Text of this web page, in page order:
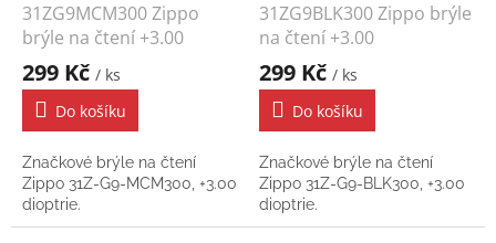
31ZG9MCM300 Zippo
brýle na čtení +3.00
299 Kč / ks
Do košíku
Značkové brýle na čtení
Zippo 31Z-G9-MCM300, +3.00
dioptrie.
31ZG9BLK300 Zippo brýle
na čtení +3.00
299 Kč / ks
Do košíku
Značkové brýle na čtení
Zippo 31Z-G9-BLK300, +3.00
dioptrie.